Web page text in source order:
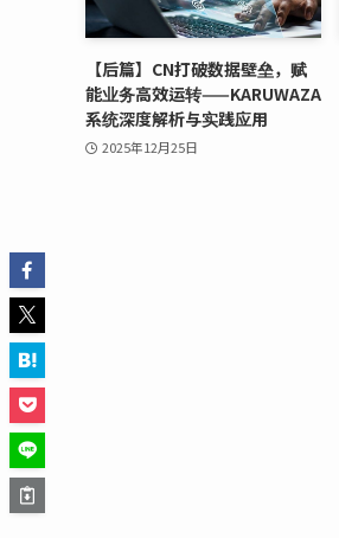
【后篇】CN打破数据壁垒，赋
能业务高效运转——KARUWAZA
系统深度解析与实践应用
2025年12月25日